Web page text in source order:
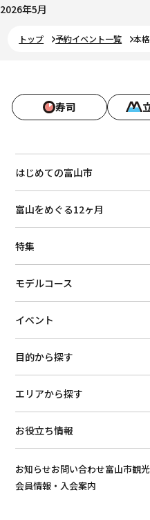
2026年5月
トップ 予約イベント一覧 本
寿司
はじめての富山市
富山をめぐる12ヶ月
特集
モデルコース
イベント
目的から探す
エリアから探す
お役立ち情報
お知らせお問い合わせ富山市観
会員情報・入会案内